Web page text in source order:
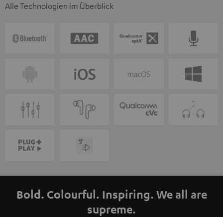
Alle Technologien im Überblick
Bold. Colourful. Inspiring. We all are
supreme.